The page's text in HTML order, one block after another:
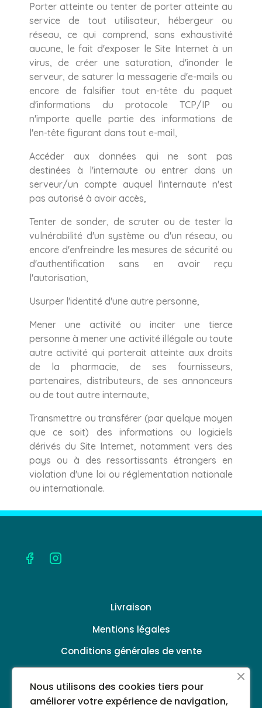
Porter atteinte ou tenter de porter atteinte au
service de tout utilisateur, hébergeur ou
réseau, ce qui comprend, sans exhaustivité
aucune, le fait d'exposer le Site Internet à un
virus, de créer une saturation, d'inonder le
serveur, de saturer la messagerie d'e-mails ou
encore de falsifier tout en-tête du paquet
d'informations du protocole TCP/IP ou
n'importe quelle partie des informations de
l'en-tête figurant dans tout e-mail,
Accéder aux données qui ne sont pas
destinées à l'internaute ou entrer dans un
serveur/un compte auquel l'internaute n'est
pas autorisé à avoir accès,
Tenter de sonder, de scruter ou de tester la
vulnérabilité d'un système ou d'un réseau, ou
encore d'enfreindre les mesures de sécurité ou
d'authentification sans en avoir reçu
l'autorisation,
Usurper l'identité d'une autre personne,
Mener une activité ou inciter une tierce
personne à mener une activité illégale ou toute
autre activité qui porterait atteinte aux droits
de la pharmacie, de ses fournisseurs,
partenaires, distributeurs, de ses annonceurs
ou de tout autre internaute,
Transmettre ou transférer (par quelque moyen
que ce soit) des informations ou logiciels
dérivés du Site Internet, notamment vers des
pays ou à des ressortissants étrangers en
violation d'une loi ou réglementation nationale
ou internationale.
Livraison
Mentions légales
Conditions générales de vente
A propos
Nous utilisons des cookies tiers pour
améliorer votre expérience de navigation,